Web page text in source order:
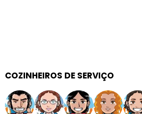
COZINHEIROS DE SERVIÇO